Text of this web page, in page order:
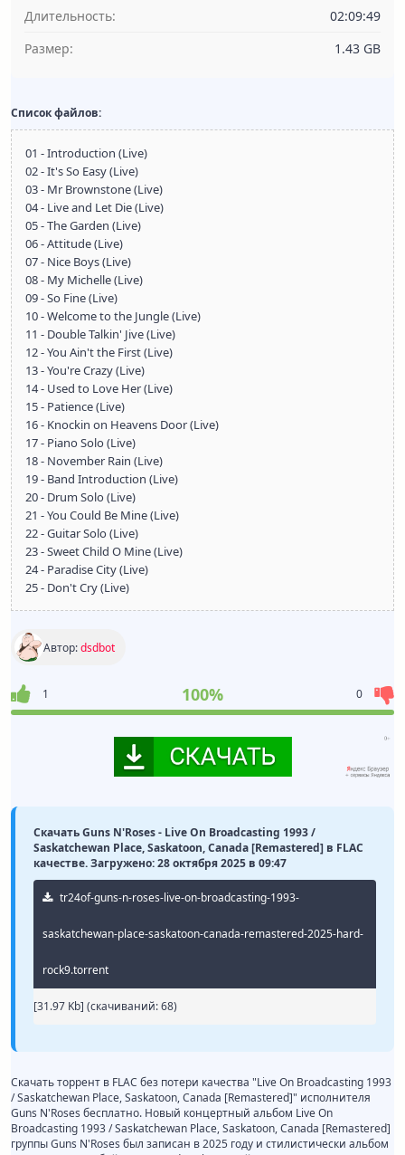
Длительность:
02:09:49
Размер:
1.43 GB
Список файлов:
01 - Introduction (Live)
02 - It's So Easy (Live)
03 - Mr Brownstone (Live)
04 - Live and Let Die (Live)
05 - The Garden (Live)
06 - Attitude (Live)
07 - Nice Boys (Live)
08 - My Michelle (Live)
09 - So Fine (Live)
10 - Welcome to the Jungle (Live)
11 - Double Talkin' Jive (Live)
12 - You Ain't the First (Live)
13 - You're Crazy (Live)
14 - Used to Love Her (Live)
15 - Patience (Live)
16 - Knockin on Heavens Door (Live)
17 - Piano Solo (Live)
18 - November Rain (Live)
19 - Band Introduction (Live)
20 - Drum Solo (Live)
21 - You Could Be Mine (Live)
22 - Guitar Solo (Live)
23 - Sweet Child O Mine (Live)
24 - Paradise City (Live)
25 - Don't Cry (Live)
Автор:dsdbot
1 100% 0
Скачать Guns N'Roses - Live On Broadcasting 1993 /
Saskatchewan Place, Saskatoon, Canada [Remastered] в FLAC
качестве. Загружено: 28 октября 2025 в 09:47
tr24of-guns-n-roses-live-on-broadcasting-1993-
saskatchewan-place-saskatoon-canada-remastered-2025-hard-
rock9.torrent
[31.97 Kb] (cкачиваний: 68)
Скачать торрент в FLAC без потери качества "Live On Broadcasting 1993
/ Saskatchewan Place, Saskatoon, Canada [Remastered]" исполнителя
Guns N'Roses бесплатно. Новый концертный альбом Live On
Broadcasting 1993 / Saskatchewan Place, Saskatoon, Canada [Remastered]
группы Guns N'Roses был записан в 2025 году и стилистически альбом